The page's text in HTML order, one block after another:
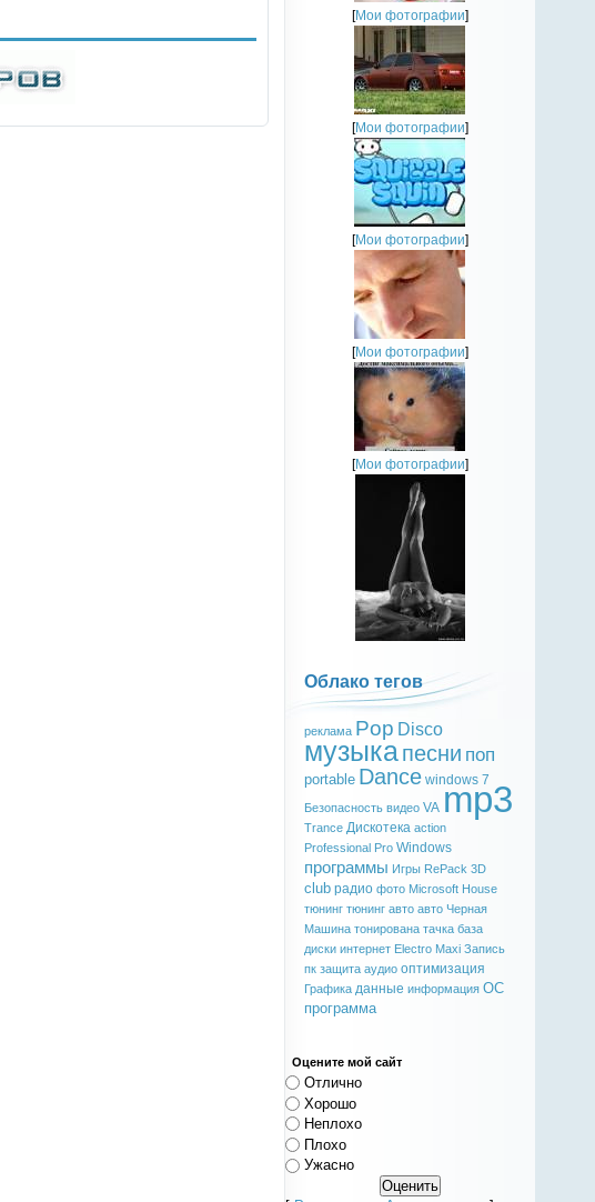
[Мои фотографии]
[Мои фотографии]
[Мои фотографии]
[Мои фотографии]
[Мои фотографии]
Облако тегов
реклама Pop Disco
музыкапесни поп
portable Dance windows 7
Безопасность видео VA mp3
Trance Дискотека action
Professional Pro Windows
программы Игры RePack 3D
club радио фото Microsoft House
тюнинг тюнинг авто авто Черная
Машина тонирована тачка база
диски интернет Electro Maxi Запись
пк защита аудио оптимизация
Графика данные информация ОС
программа
Оцените мой сайт
Отлично
Хорошо
Неплохо
Плохо
Ужасно